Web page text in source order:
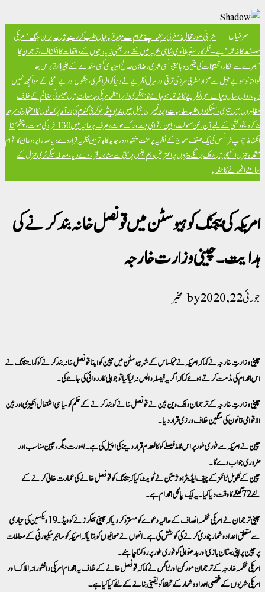
سرخیاں بحرانی صورتحال: مغربی رہنما اپنے عوام سے مزید قربانیاں طلب کر رہے ہیں۔ایران جنگ ‘امریکی
سلطنت کا خاتمہ’ ہے – ٹکر کارلسنبرطانوی شاہی بحریہ میں نشے اور جنسی زیادتیوں کے واقعات کا انکشاف، ترجمان کا
تبصرے سے انکار، تحقیقات کی یقین دہانی
تیونسی شہری رضا بن صالح الیزیدی کسی مقدمے کے بغیر 24 برس بعد
گوانتانوموبے جیل سے آزادمغربی طرز کی ترقی اور لبرل نظریے نے دنیا کو افراتفری، جنگوں اور بےامنی کے سوا کچھ نہیں
دیا، رواں سال دنیا سے اس نظریے کا خاتمہ ہو جائے گا: ہنگری وزیراعظمامریکی جامعات میں صیہونی مظالم کے خلاف
مظاہروں میں تیزی، سینکڑوں طلبہ، طالبات و پروفیسران جیل میں بندپولینڈ: یوکرینی گندم کی درآمد پر کسانوں کا احتجاج، سرحد
بند کر دی
خود کشی کے لیے آن لائن سہولت، بین الاقوامی نیٹ ورک ملوث، صرف برطانیہ میں 130 افراد کی موت، چشم کشا
انکشافاتپوپ فرانسس کی یک صنف سماج کے نظریہ پر سخت تنقید، دور جدید کا بدترین نظریہ قرار دے دیاصدر ایردوعان کا اقوام
متحدہ جنرل اسمبلی میں رنگ برنگے بینروں پر اعتراض، ہم جنس پرستی سے مشابہہ قرار دے دیا، معاملہ سیکرٹری جنرل کے
سامنے اٹھانے کا عندیا
امریکہ کی بیجنگ کو ہیوسٹن میں قونصل خانہ بند کرنے کی
ہدایت ۔ چینی وزارت خارجہ
جولائی 22, 2020 مخبر
چینی وزارتِ خارجہ نے کہا کہ امریکہ نے ٹیکساس کے شہر ہیوسٹن میں چین کو اپنا قونصل خانہ بند کرنے کو کہا۔ بیجنگ نے
اس اقدام کی مذمت کرتے ہوۓ کہا کہ اگر یہ فیصلہ واپس نہ لیا گیا تو جوابی کارروائی کی جاۓ گی۔
چینی وزارتِ خارجہ کے ترجمان وانگ وین بین نے قونصل خانے کو بند کرنے کے حکم کو سیاسی اشتعال انگیزی اور بین
الاقوامی قانون کی سنگین خلاف ورزی قرار دیا۔
چین نے امریکہ سے فوری طور پر اس غلط فیصلے کو کالعدم قرار دینے کی اپیل کی ہے۔ بصورت دیگر ، چین مناسب اور
ضروری جواب دے گا۔
چین کے گلوبل ٹائمز کے چیف ایڈیٹر ہوژیجن نے ٹویٹ کیا کہ بیجنگ کو قونصل خانے کی عمارت خالی کرنے کے
لئے 72 گھنٹے کا وقت دیا گیا۔ یہ ایک پاگل اقدام ہے ۔
چینی ترجمان نے امریکی محکمہ انصاف کے حالیہ دعوے کو مسترد کردیا کہ چینی ہیکرز نے کوویڈ ۔19 ویکسین کی تیاری
سے متعلق اعداد و شمار چوری کرنے کی کوشش کی ہے۔ انہوں نے صحافیوں کو بتایا کہ امریکہ کو سائبر سیکیورٹی کے معاملات
پر چین پر اپنی بہتان بازی اور بدعنوانی کو فوری طور پر روکنا چاہئے۔
امریکی محکمہ خارجہ کے ترجمان مورگن اورٹاگس نے کہا کہ قونصل خانے کے خلاف یہ اقدام امریکی دانشورانہ املاک اور
امریکی شہریوں کے شخصی اعداد و شمار کے تحفظ کو یقینی بنانے کے لئے کیا گیا ہے۔